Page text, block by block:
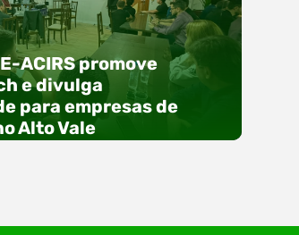
ACIRS promove
e divulga
para empresas de
Alto Vale